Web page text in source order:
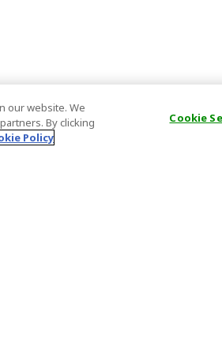
our website. We
By clicking
Policy
Cookie